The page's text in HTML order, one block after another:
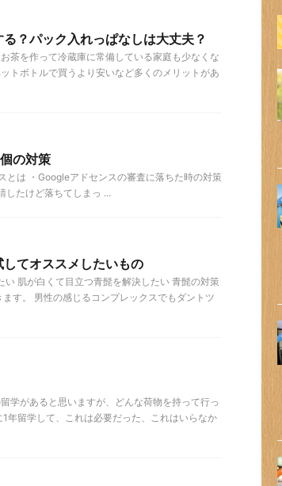
？パック入れっぱなしは大丈夫？
茶を作って冷蔵庫に常備している家庭も少なくな
トボトルで買うより安いなど多くのメリットがあ
の対策
は ・Googleアドセンスの審査に落ちた時の対策
したけど落ちてしまっ ...
てオススメしたいもの
肌が白くて目立つ青髭を解決したい 青髭の対策
す。 男性の感じるコンプレックスでもダントツ
学があると思いますが、どんな荷物を持って行っ
年留学して、これは必要だった、これはいらなか